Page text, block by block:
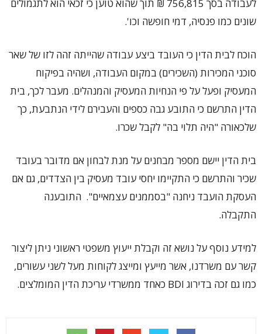
לעבודה בסך 756,815 ₪ תוך שהוא טוען כי זכאי הוא לתגמולים
שונים כמו פנסיה, דמי חופשה וכו'.
הוכח לבית הדין כי העובד ביצע עבודה שהייתה זהה לזו של שאר
סוכני המכירות (השכירים) במקום העבודה, ושהיה בפיקוח
המעסיק ופעל על פי הנחיות המעסיק והמנהלים. מעבר לכך, בית
הדין התרשם כי התובע גבה כספים והעבירם לידי הנתבעת, כך
שלכאורה "היה תלוי בה" לקבל שכרו.
בית הדין יישם מספר מבחנים על מנת לבחון אם מדובר בעובד
שכיר והתרשם כי התקיימו יחסי עובד מעסיק בין הצדדים, גם אם
העסקת הועבד ניחנה "בסממנים עצמאיים". התובענה
התקבלה.
למידע נוסף על נושא זה וקבלת ייעוץ משפטי ראשוני ניתן ליצור
קשר עם משרדנו, אשר מייעץ ומייצג לקוחות מעל לשני עשורים,
כמו גם זכה בדירוג BDI כאחד ממשרדי עריכת הדין המומלצים.